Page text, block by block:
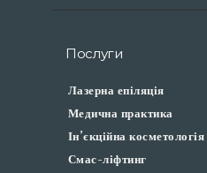
Послуги
Лазерна епіляція
Медична практика
Ін’єкційна косметологія
Смас-ліфтинг